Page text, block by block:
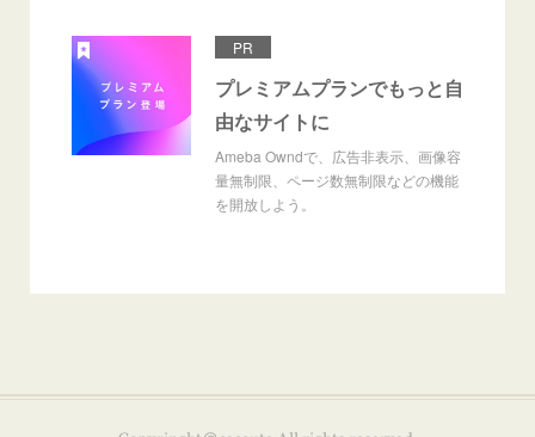
PR
プレミアムプランでもっと自
由なサイトに
Ameba Owndで、広告非表示、画像容
量無制限、ページ数無制限などの機能
を開放しよう。